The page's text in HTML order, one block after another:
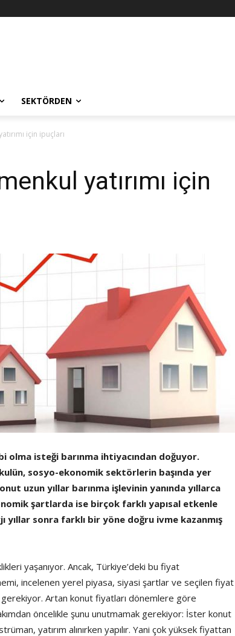
SEKTÖRDEN
için ipuçları
yatırımı için
olma isteği barınma ihtiyacından doğuyor.
sosyo-ekonomik sektörlerin başında yer
uzun yıllar barınma işlevinin yanında yıllarca
şartlarda ise birçok farklı yapısal etkenle
sonra farklı bir yöne doğru ivme kazanmış
yaşanıyor. Ancak, Türkiye’deki bu fiyat
incelenen yerel piyasa, siyasi şartlar ve seçilen fiyat
Artan konut fiyatları dönemlere göre
öncelikle şunu unutmamak gerekiyor: İster konut
yatırım alınırken yapılır. Yani çok yüksek fiyattan